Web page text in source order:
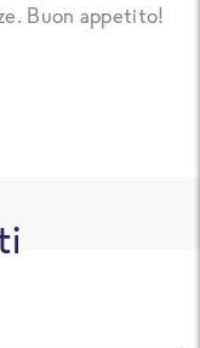
Buon appetito!